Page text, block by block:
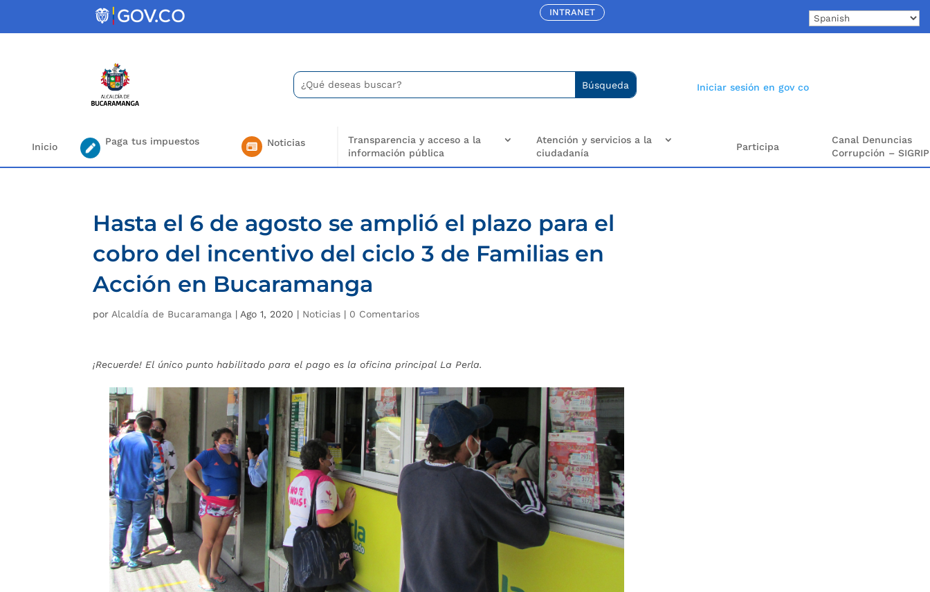
INTRANET
Buscar:
Search
for...
Iniciar sesión en gov co
Inicio Paga tus impuestos Noticias
Transparencia y acceso a la
información pública
Atención y servicios a la
ciudadanía
Participa
Canal Denuncias
Corrupción – SIGRIP
Hasta el 6 de agosto se amplió el plazo para el
cobro del incentivo del ciclo 3 de Familias en
Acción en Bucaramanga
por Alcaldía de Bucaramanga | Ago 1, 2020 | Noticias | 0 Comentarios
¡Recuerde! El único punto habilitado para el pago es la oficina principal La Perla.